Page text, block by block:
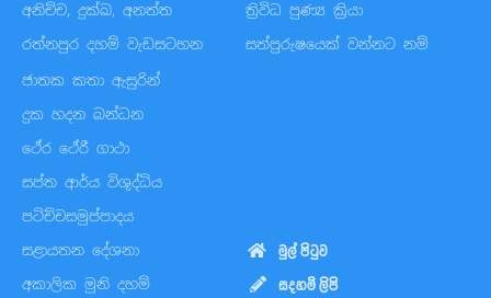
අනිච්ච, දුක්ඛ, අනත්ත
රත්නපුර දහම් වැඩසටහන
ත්‍රිවිධ පුණ්‍ය ක්‍රියා
සත්පුරුෂයෙක් වන්නට නම්
ජාතක කතා ඇසුරින්
දුක හදන බන්ධන
ථේර ථේරී ගාථා
සප්ත ආර්ය විශුද්ධිය
පටිච්චසමුප්පාදය
සළායතන දේශනා
අකාලික මුනි දහම්
මුල් පිටුව
සදහම් ලිපි